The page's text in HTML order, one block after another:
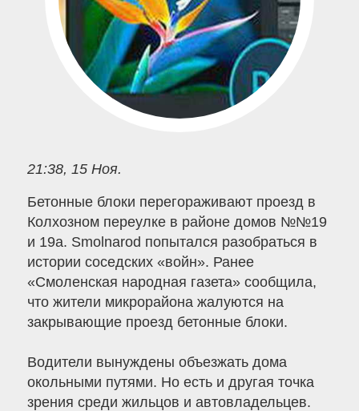
21:38, 15 Ноя.
Бетонные блоки перегораживают проезд в
Колхозном переулке в районе домов №№19
и 19а. Smolnarod попытался разобраться в
истории соседских «войн». Ранее
«Смоленская народная газета» сообщила,
что жители микрорайона жалуются на
закрывающие проезд бетонные блоки.
Водители вынуждены объезжать дома
окольными путями. Но есть и другая точка
зрения среди жильцов и автовладельцев.